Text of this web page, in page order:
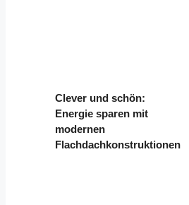
Clever und schön:
Energie sparen mit
modernen
Flachdachkonstruktionen